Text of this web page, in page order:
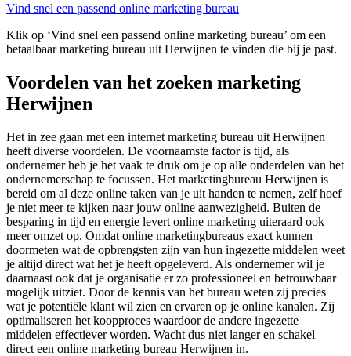
Vind snel een passend online marketing bureau
Klik op ‘Vind snel een passend online marketing bureau’ om een
betaalbaar marketing bureau uit Herwijnen te vinden die bij je past.
Voordelen van het zoeken marketing
Herwijnen
Het in zee gaan met een internet marketing bureau uit Herwijnen
heeft diverse voordelen. De voornaamste factor is tijd, als
ondernemer heb je het vaak te druk om je op alle onderdelen van het
ondernemerschap te focussen. Het marketingbureau Herwijnen is
bereid om al deze online taken van je uit handen te nemen, zelf hoef
je niet meer te kijken naar jouw online aanwezigheid. Buiten de
besparing in tijd en energie levert online marketing uiteraard ook
meer omzet op. Omdat online marketingbureaus exact kunnen
doormeten wat de opbrengsten zijn van hun ingezette middelen weet
je altijd direct wat het je heeft opgeleverd. Als ondernemer wil je
daarnaast ook dat je organisatie er zo professioneel en betrouwbaar
mogelijk uitziet. Door de kennis van het bureau weten zij precies
wat je potentiële klant wil zien en ervaren op je online kanalen. Zij
optimaliseren het koopproces waardoor de andere ingezette
middelen effectiever worden. Wacht dus niet langer en schakel
direct een online marketing bureau Herwijnen in.